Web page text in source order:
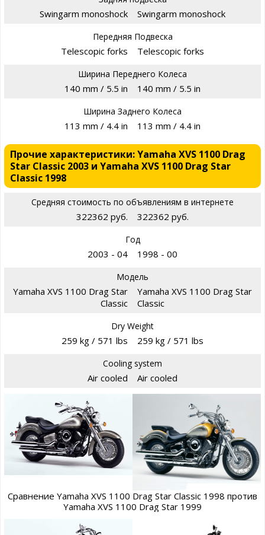
Swingarm monoshock Swingarm monoshock
Передняя Подвеска
Telescopic forks Telescopic forks
Ширина Переднего Колеса
140 mm / 5.5 in 140 mm / 5.5 in
Ширина Заднего Колеса
113 mm / 4.4 in 113 mm / 4.4 in
Прочие характеристики: Yamaha XVS 1100 Drag
Star Classic 2003 и Yamaha XVS 1100 Drag Star
Classic 1998
Средняя стоимость по объявлениям в интернете
322362 руб. 322362 руб.
Год
2003 - 04 1998 - 00
Модель
Yamaha XVS 1100 Drag Star
Classic
Yamaha XVS 1100 Drag Star
Classic
Dry Weight
259 kg / 571 lbs 259 kg / 571 lbs
Cooling system
Air cooled Air cooled
Сравнение Yamaha XVS 1100 Drag Star Classic 1998 против
Yamaha XVS 1100 Drag Star 1999